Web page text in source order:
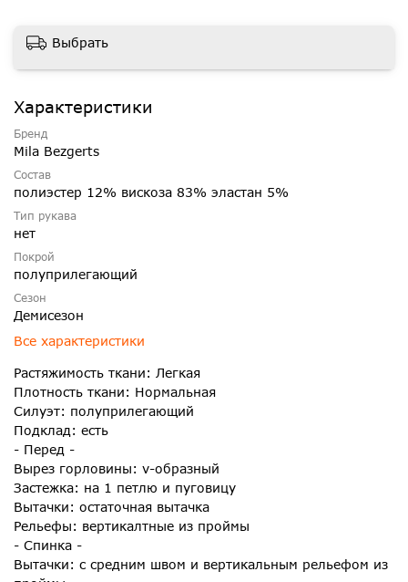
Выбрать
Характеристики
Бренд
Mila Bezgerts
Состав
полиэстер 12% вискоза 83% эластан 5%
Тип рукава
нет
Покрой
полуприлегающий
Сезон
Демисезон
Все характеристики
Растяжимость ткани: Легкая
Плотность ткани: Нормальная
Силуэт: полуприлегающий
Подклад: есть
- Перед -
Вырез горловины: v-образный
Застежка: на 1 петлю и пуговицу
Вытачки: остаточная вытачка
Рельефы: вертикалтные из проймы
- Спинка -
Вытачки: с средним швом и вертикальным рельефом из